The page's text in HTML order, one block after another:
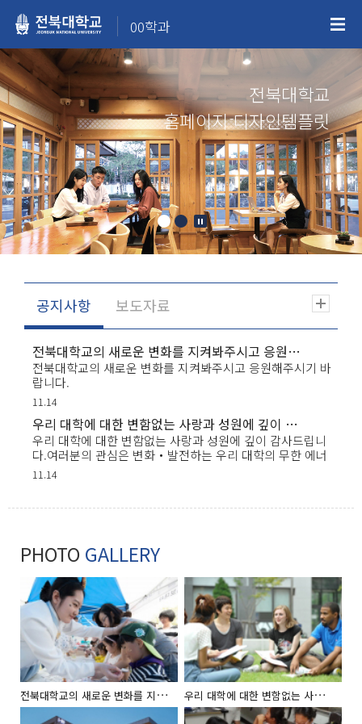
00학과
전북대학교
홈페이지 디자인템플릿
전북대학교의 새로운 변화를 지켜봐주시고 응원해주시기 바랍니다.
전북대학교의 새로운 변화를 지켜봐주시고 응원해주시기 바
랍니다.
11.14
우리 대학에 대한 변함없는 사랑과 성원에 깊이 감사드립니다.여러분의 관심은 변화‧발전하는 우리 대학의 무한 에너지
우리 대학에 대한 변함없는 사랑과 성원에 깊이 감사드립니
다.여러분의 관심은 변화‧발전하는 우리 대학의 무한 에너
지....2019.00.00
11.14
PHOTO GALLERY
전
북대학교의 새로운 변화를 지켜봐주시고 응원해주시기 바랍니다. 우
리 대학에 대한 변함없는 사랑과 성원에 깊이 감사드립니다.여러분의 관심은 변화‧발전하는